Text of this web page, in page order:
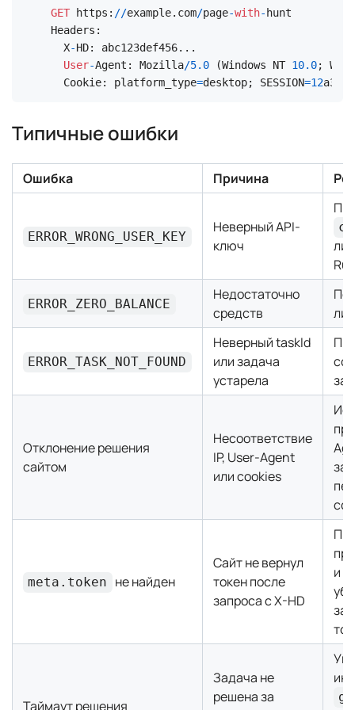
GET https: //example.com/page-with- hunt
Headers:
  X
-HD: abc123def456...
User-Agent: Mozilla/5.0 (Windows NT 10.0;
  Cookie: platform_type
=desktop; SESSION=12
Типичные ошибки
Ошибка Причина
ERROR_WRONG_USER_KEY
Неверный API-
ключ
ERROR_ZERO_BALANCE
Недостаточно
средств
ERROR_TASK_NOT_FOUND
Неверный taskId
или задача
устарела
Отклонение решения
сайтом
Несоответствие
IP, User-Agent
или cookies
meta.token не найден
Сайт не вернул
токен после
запроса с X-HD
и
Таймаут решения
Задача не
решена за